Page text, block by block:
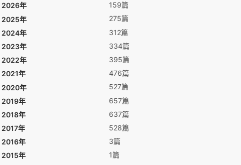
2026年
159篇
2025年
275篇
2024年
312篇
2023年
334篇
2022年
395篇
2021年
476篇
2020年
527篇
2019年
657篇
2018年
637篇
2017年
528篇
2016年
3篇
2015年
1篇